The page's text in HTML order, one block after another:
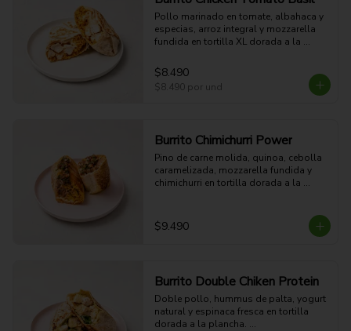
Pollo marinado en tomate, albahaca y
especias, arroz integral y mozzarella
fundida en tortilla XL dorada a la
mediterráneo.
54g Proteina - 51g Carbohidratos -
15g grasa - 4g Fibra - 578 Kcal
$8.490
$8.490por und
Burrito Chimichurri Power
Pino de carne molida, quinoa, cebolla
caramelizada, mozzarella fundida y
chimichurri en tortilla dorada a la
45g Proteina - 58g Carbohidratos -
36g grasa - 6g Fibra - 748 Kcal
$9.490
Burrito Double Chiken Protein
Doble pollo, hummus de palta, yogurt
natural y espinaca fresca en tortilla
dorada a la plancha.